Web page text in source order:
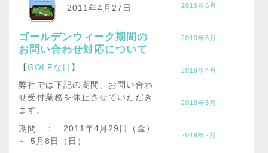
2011年4月27日
ゴールデンウィーク期間の
お問い合わせ対応について
【GOLFな日 】
弊社では下記の期間、お問い合わ
せ受付業務を休止させていただき
ます。
期間 ： 2011年4月29日（金）
～ 5月8日（日）
2019年6月
2019年5月
2019年4月
2019年3月
2019年2月